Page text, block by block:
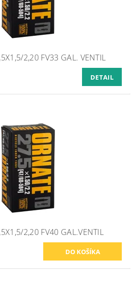
2,20 FV33 GAL. VENTIL
DETAIL
2,20 FV40 GAL.VENTIL